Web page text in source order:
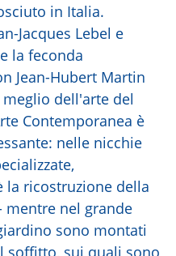
in Italia.
Jacques Lebel e
la feconda
Jean-Hubert Martin
dell'arte del
Contemporanea è
nelle nicchie
la ricostruzione della
mentre nel grande
sono montati
soffitto, sui quali sono